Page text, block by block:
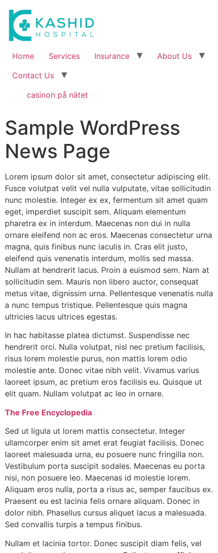
Home Services Insurance
About Us
Contact Us
casinon på nätet
Sample WordPress
News Page
Lorem ipsum dolor sit amet, consectetur adipiscing elit.
Fusce volutpat velit vel nulla vulputate, vitae sollicitudin
nunc molestie. Integer ex ex, fermentum sit amet quam
eget, imperdiet suscipit sem. Aliquam elementum
pharetra ex in interdum. Maecenas non dui in nulla
ornare eleifend non ac eros. Maecenas consectetur urna
magna, quis finibus nunc iaculis in. Cras elit justo,
eleifend quis venenatis interdum, mollis sed massa.
Nullam at hendrerit lacus. Proin a euismod sem. Nam at
sollicitudin sem. Mauris non libero auctor, consequat
metus vitae, dignissim urna. Pellentesque venenatis nulla
a nunc tempus tristique. Pellentesque quis magna
ultricies lacus ultrices egestas.
In hac habitasse platea dictumst. Suspendisse nec
hendrerit orci. Nulla volutpat, nisl nec pretium facilisis,
risus lorem molestie purus, non mattis lorem odio
molestie ante. Donec vitae nibh velit. Vivamus varius
laoreet ipsum, ac pretium eros facilisis eu. Quisque ut
elit quam. Nullam volutpat ac leo in ornare.
The Free Encyclopedia
Sed ut ligula ut lorem mattis consectetur. Integer
ullamcorper enim sit amet erat feugiat facilisis. Donec
laoreet malesuada urna, eu posuere nunc fringilla non.
Vestibulum porta suscipit sodales. Maecenas eu porta
nisi, non posuere leo. Maecenas id molestie lorem.
Aliquam eros nulla, porta a risus ac, semper faucibus ex.
Praesent eu est lacinia felis ornare aliquam. Donec in
dolor nibh. Phasellus cursus aliquet lacus a malesuada.
Sed convallis turpis a tempus finibus.
Nullam et lacinia tortor. Donec suscipit diam felis, vel